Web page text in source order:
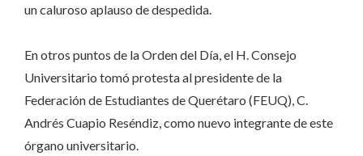
un caluroso aplauso de despedida.
En otros puntos de la Orden del Día, el H. Consejo
Universitario tomó protesta al presidente de la
Federación de Estudiantes de Querétaro (FEUQ), C.
Andrés Cuapio Reséndiz, como nuevo integrante de este
órgano universitario.